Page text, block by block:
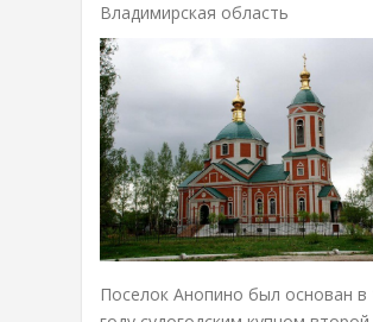
Владимирская область
Поселок Анопино был основан в